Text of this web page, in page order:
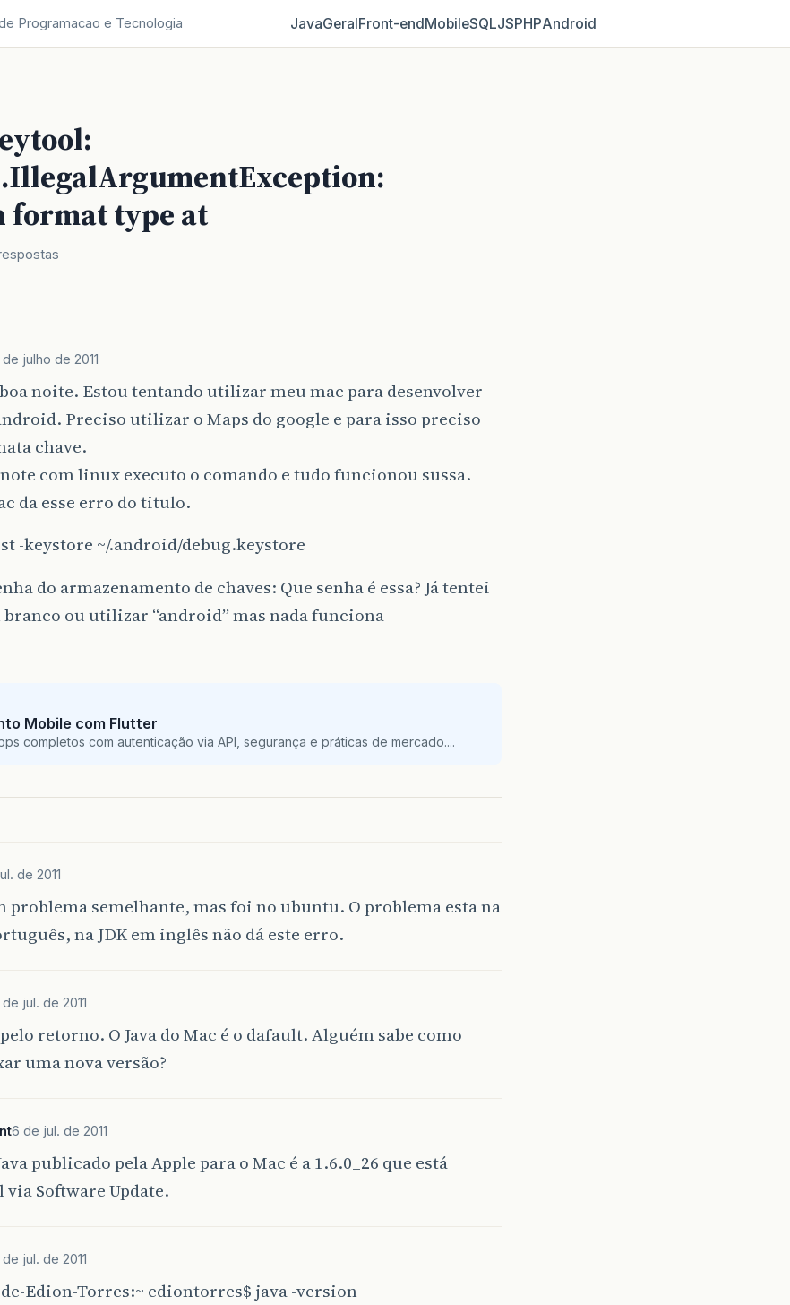
Programacao e Tecnologia JavaGeralFront‑endMobileSQLJSPHPAndroid
format type at
de julho de 2011
noite. Estou tentando utilizar meu mac para desenvolver
Preciso utilizar o Maps do google e para isso preciso
chave.
com linux executo o comando e tudo funcionou sussa.
da esse erro do titulo.
-keystore ~/.android/debug.keystore
do armazenamento de chaves: Que senha é essa? Já tentei
branco ou utilizar “android” mas nada funciona
Mobile com Flutter
completos com autenticação via API, segurança e práticas de mercado....
de 2011
problema semelhante, mas foi no ubuntu. O problema esta na
na JDK em inglês não dá este erro.
jul. de 2011
retorno. O Java do Mac é o dafault. Alguém sabe como
uma nova versão?
6 de jul. de 2011
publicado pela Apple para o Mac é a 1.6.0_26 que está
Software Update.
jul. de 2011
Edion-Torres:~ ediontorres$ java -version